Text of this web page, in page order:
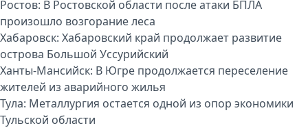
Ростов: В Ростовской области после атаки БПЛА
произошло возгорание леса
Хабаровск: Хабаровский край продолжает развитие
острова Большой Уссурийский
Ханты-Мансийск: В Югре продолжается переселение
жителей из аварийного жилья
Тула: Металлургия остается одной из опор экономики
Тульской области